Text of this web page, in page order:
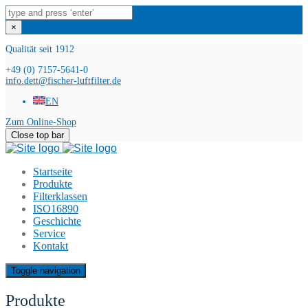
×
Qualität seit 1912
+49 (0) 7157-5641-0
info.dett@fischer-luftfilter.de
EN
Zum Online-Shop
Close top bar
Startseite
Produkte
Filterklassen
ISO16890
Geschichte
Service
Kontakt
Toggle navigation
Produkte